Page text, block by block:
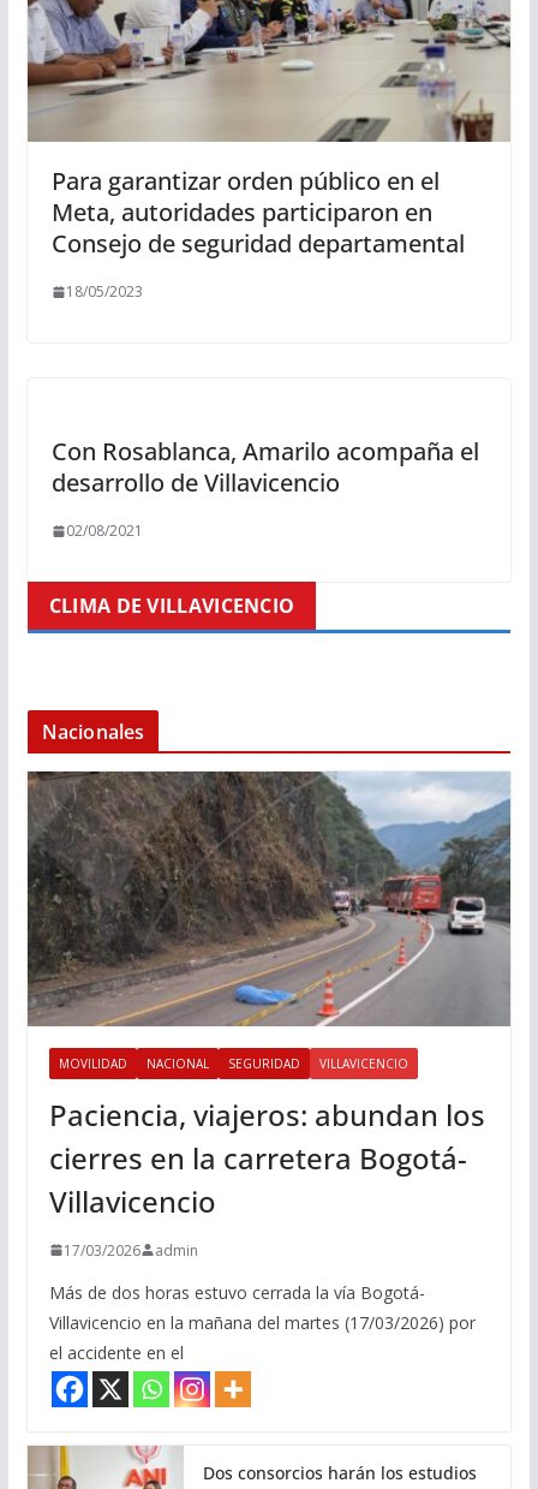
Para garantizar orden público en el
Meta, autoridades participaron en
Consejo de seguridad departamental
18/05/2023
Con Rosablanca, Amarilo acompaña el
desarrollo de Villavicencio
02/08/2021
CLIMA DE VILLAVICENCIO
Nacionales
MOVILIDAD NACIONAL SEGURIDAD VILLAVICENCIO
Paciencia, viajeros: abundan los
cierres en la carretera Bogotá-
Villavicencio
17/03/2026 admin
Más de dos horas estuvo cerrada la vía Bogotá-
Villavicencio en la mañana del martes (17/03/2026) por
el accidente en el
Dos consorcios harán los estudios